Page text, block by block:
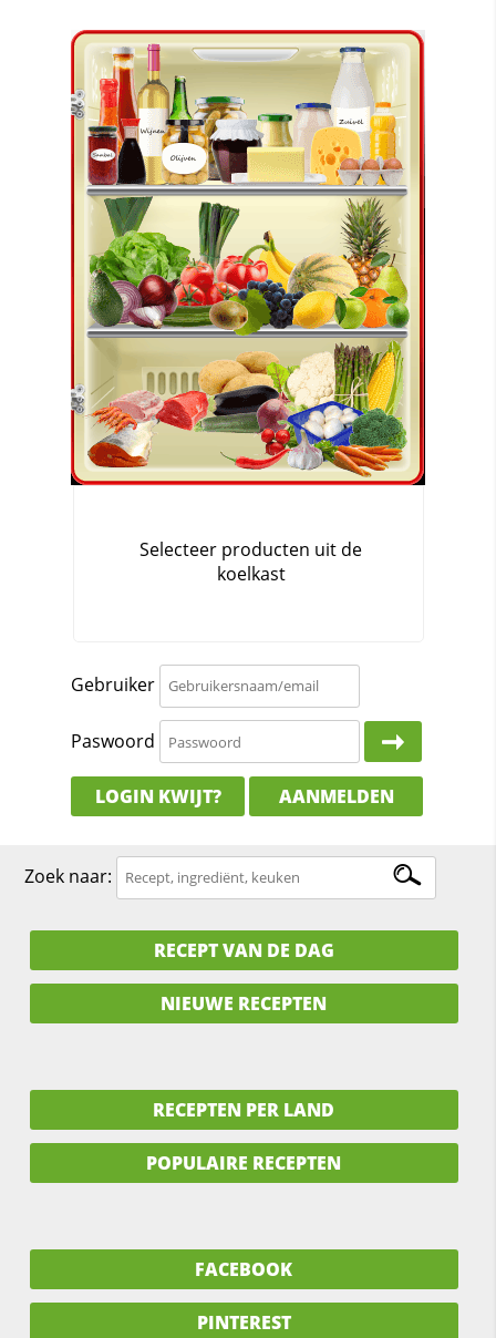
Gebruiker
Paswoord
LOGIN KWIJT? AANMELDEN
Zoek naar:
RECEPT VAN DE DAG
NIEUWE RECEPTEN
RECEPTEN PER LAND
POPULAIRE RECEPTEN
FACEBOOK
PINTEREST